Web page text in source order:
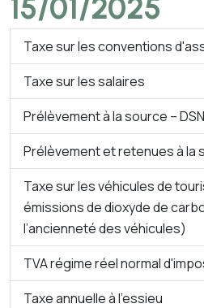
15/01/2025
Taxe sur les conventions
Taxe sur les salaires
Prélèvement à la source – DSN
Prélèvement et retenues à la
Taxe sur les véhicules de
émissions de dioxyde de
l’ancienneté des véhicules)
TVA régime réel normal
Taxe annuelle à l’essieu